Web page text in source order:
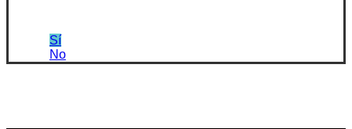
Sí
No